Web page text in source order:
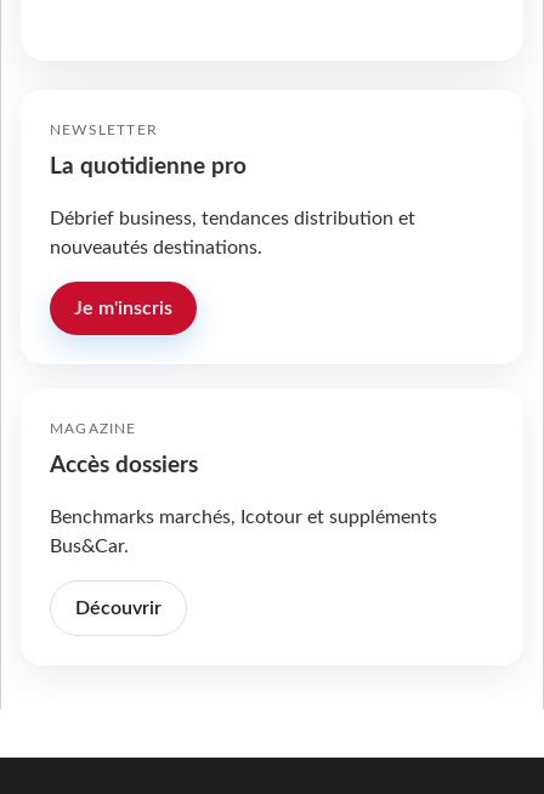
NEWSLETTER
La quotidienne pro
Débrief business, tendances distribution et
nouveautés destinations.
Je m'inscris
MAGAZINE
Accès dossiers
Benchmarks marchés, Icotour et suppléments
Bus&Car.
Découvrir